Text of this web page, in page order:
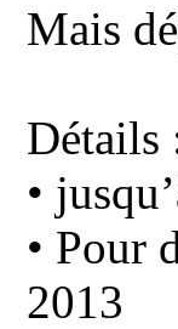
Mais
Détails
•
• Pour
2013